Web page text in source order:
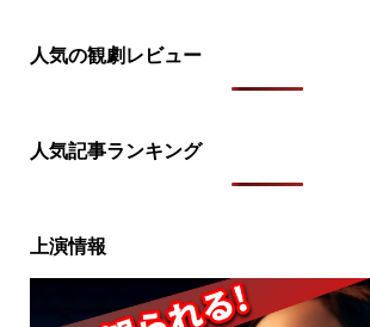
人気の観劇レビュー
人気記事ランキング
上演情報